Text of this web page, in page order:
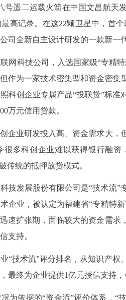
号遥二运载火箭在中国文昌航天
高记录。在这22颗卫星中，首
司全新自主设计研发的一款新一
网科技公司，入选国家级“专精
作为一家技术密集型和资金密
科创企业专属产品“投联贷”标
万元信用贷款。
企业研发投入高、资金需求大
很多科创企业难以获得银行融
传统的抵押放贷模式。
技发展股份有限公司是“技术流
企业，被认定为福建省“专精特
速扩张期，面临较大的资金需
支持。
“技术流”评分排名，从知识产
最终为企业提供1亿元授信支持，
为依据的“资金流”评价体系，“